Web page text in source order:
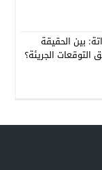
بين الحقيقة
التوقعات الجريئة؟